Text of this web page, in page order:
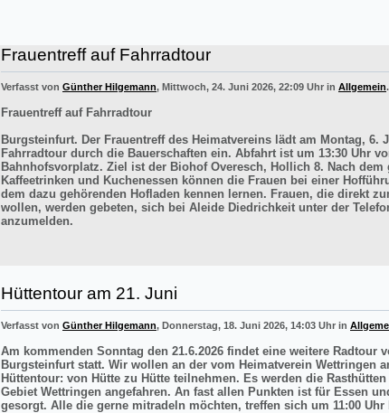
Frauentreff auf Fahrradtour
Verfasst von Günther Hilgemann, Mittwoch, 24. Juni 2026, 22:09 Uhr in Allgemein.
Frauentreff auf Fahrradtour
Burgsteinfurt. Der Frauentreff des Heimatvereins lädt am Montag, 6.
Fahrradtour durch die Bauerschaften ein. Abfahrt ist um 13:30 Uhr
Bahnhofsvorplatz. Ziel ist der Biohof Overesch, Hollich 8. Nach dem
Kaffeetrinken und Kuchenessen können die Frauen bei einer
dem dazu gehörenden Hofladen kennen lernen. Frauen, die direkt
wollen, werden gebeten, sich bei Aleide Diedrichkeit unter der
anzumelden.
Hüttentour am 21. Juni
Verfasst von Günther Hilgemann, Donnerstag, 18. Juni 2026, 14:03 Uhr in
Am kommenden Sonntag den 21.6.2026 findet eine weitere Radtour
Burgsteinfurt statt. Wir wollen an der vom Heimatverein Wettringen
Hüttentour: von Hütte zu Hütte teilnehmen. Es werden die
Gebiet Wettringen angefahren. An fast allen Punkten ist für Essen
gesorgt. Alle die gerne mitradeln möchten, treffen sich um 11:00 Uhr